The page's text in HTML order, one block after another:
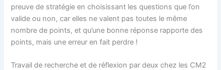
preuve de stratégie en choisissant les questions que l’on
valide ou non, car elles ne valent pas toutes le même
nombre de points, et qu’une bonne réponse rapporte des
points, mais une erreur en fait perdre !
Travail de recherche et de réflexion par deux chez les CM2